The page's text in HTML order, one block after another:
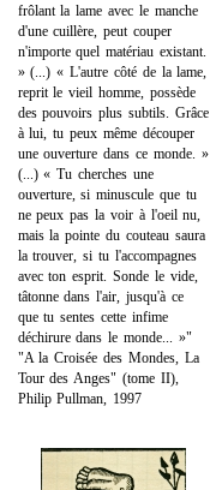
frôlant la lame avec le manche
d'une cuillère, peut couper
n'importe quel matériau existant.
» (...) « L'autre côté de la lame,
reprit le vieil homme, possède
des pouvoirs plus subtils. Grâce
à lui, tu peux même découper
une ouverture dans ce monde. »
(...) « Tu cherches une
ouverture, si minuscule que tu
ne peux pas la voir à l'oeil nu,
mais la pointe du couteau saura
la trouver, si tu l'accompagnes
avec ton esprit. Sonde le vide,
tâtonne dans l'air, jusqu'à ce
que tu sentes cette infime
déchirure dans le monde... »"
"A la Croisée des Mondes, La
Tour des Anges" (tome II),
Philip Pullman, 1997